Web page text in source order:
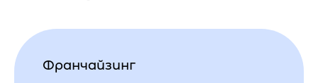
Франчайзинг